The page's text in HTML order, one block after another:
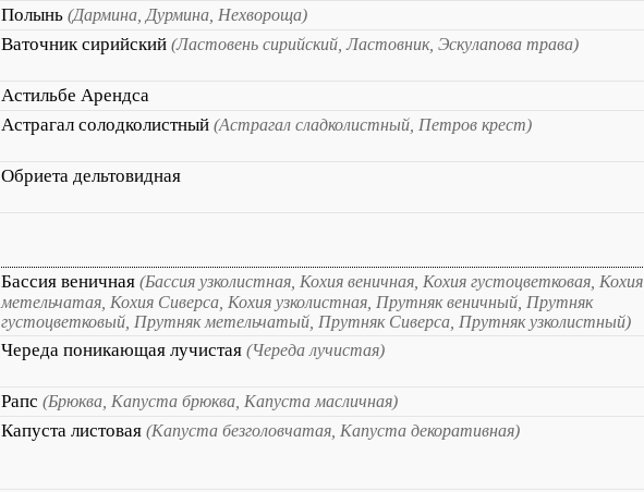
Полынь (Дармина, Дурмина, Нехвороща)
Ваточник сирийский (Ластовень сирийский, Ластовник, Эскулапова трава)
Астильбе Арендса
Астрагал солодколистный (Астрагал сладколистный, Петров крест)
Обриета дельтовидная
Бассия веничная (Бассия узколистная, Кохия веничная, Кохия густоцветковая, Кохия
метельчатая, Кохия Сиверса, Кохия узколистная, Прутняк веничный, Прутняк
густоцветковый, Прутняк метельчатый, Прутняк Сиверса, Прутняк узколистный)
Череда поникающая лучистая (Череда лучистая)
Рапс (Брюква, Капуста брюква, Капуста масличная)
Капуста листовая (Капуста безголовчатая, Капуста декоративная)